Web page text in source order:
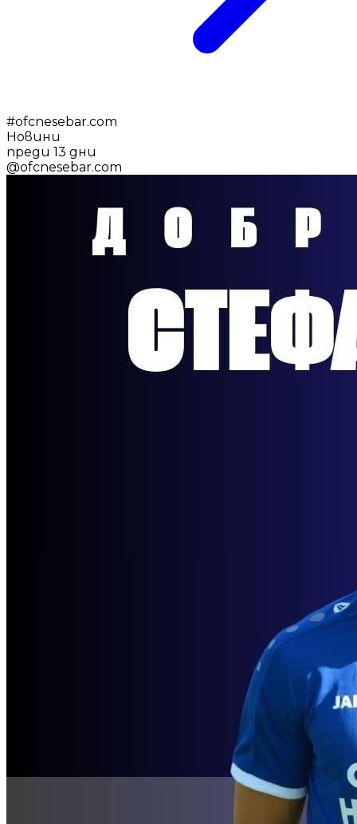
#ofcnesebar.com
Новини
преди 13 дни
@ofcnesebar.com